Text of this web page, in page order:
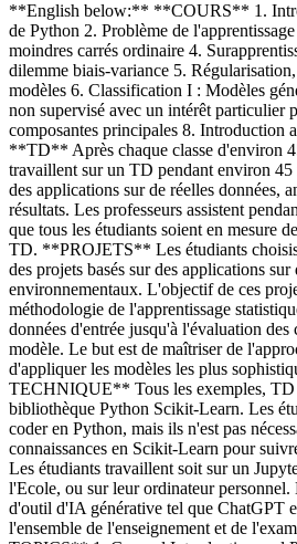
**English below:** **COURS** 1.
de Python 2. Problème de
moindres carrés ordinaire 4.
dilemme biais-variance 5.
modèles 6. Classification I : Modèles
non supervisé avec un intérêt particulier
composantes principales 8. Introduction
**TD** Après chaque classe d'environ
travaillent sur un TD pendant environ
des applications sur de réelles données,
résultats. Les professeurs assistent
que tous les étudiants soient en mesure
TD. **PROJETS** Les étudiants
des projets basés sur des applications sur
environnementaux. L'objectif de ces
méthodologie de l'apprentissage
données d'entrée jusqu'à l'évaluation
modèle. Le but est de maîtriser de
d'appliquer les modèles les plus
TECHNIQUE** Tous les exemples, TD
bibliothèque Python Scikit-Learn. Les
coder en Python, mais ils n'est pas
connaissances en Scikit-Learn pour
Les étudiants travaillent soit sur un
l'Ecole, ou sur leur ordinateur
d'outil d'IA générative tel que ChatGPT
l'ensemble de l'enseignement et de